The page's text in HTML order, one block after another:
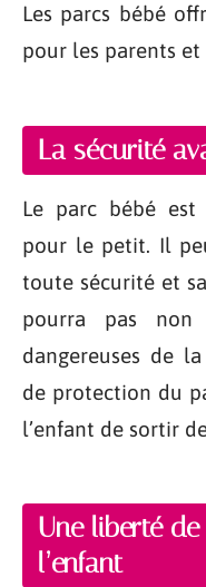
Les parcs bébé
pour les parents
La sécurité
Le parc bébé est
pour le petit. Il
toute sécurité et
pourra pas non
dangereuses de
de protection du
l’enfant de sortir
Une liberté
l’enfant